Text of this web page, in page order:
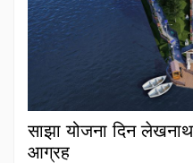
साझा योजना दिन
आग्रह